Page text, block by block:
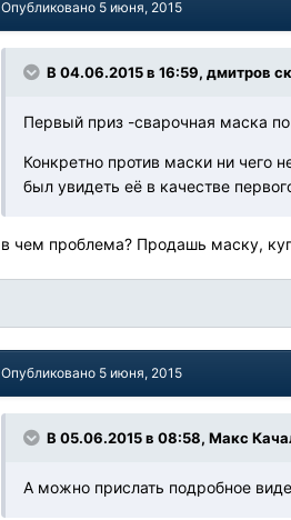
Опубликовано 5 июня, 2015
В 04.06.2015 в 16:59, дмитров
Первый приз -сварочная маска по
Конкретно против маски ни чего
был увидеть её в качестве
в чем проблема? Продашь маску,
Опубликовано 5 июня, 2015
В 05.06.2015 в 08:58, Макс
А можно прислать подробное